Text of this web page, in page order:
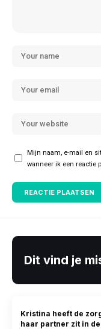
Mijn naam, e-mail en
wanneer ik een reactie
Dit vind je
Kristina heeft de
haar partner zit in